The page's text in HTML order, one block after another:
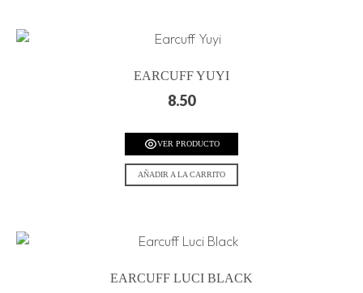
EARCUFF YUYI
8.50
VER PRODUCTO
AÑADIR A LA CARRITO
EARCUFF LUCI BLACK